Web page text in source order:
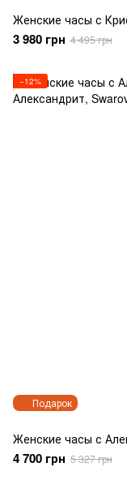
Женские часы с
3 980 грн 4 495 грн
Подарок
−12%
Женские часы с
4 700 грн 5 327 грн